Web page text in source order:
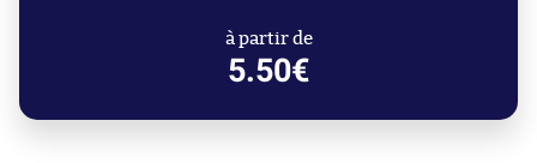
à partir de
5.50€